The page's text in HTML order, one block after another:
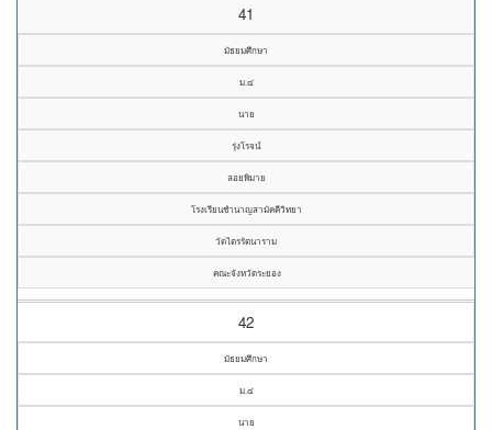
41
มัธยมศึกษา
ม.๔
นาย
รุ่งโรจน์
ลอยพิมาย
โรงเรียนชำนาญสามัคคีวิทยา
วัดไตรรัตนาราม
คณะจังหวัดระยอง
42
มัธยมศึกษา
ม.๔
นาย